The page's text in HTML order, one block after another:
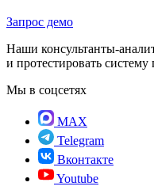
Запрос демо
Наши консультанты-
и протестировать
Мы в соцсетях
MAX
Telegram
Вконтакте
Youtube